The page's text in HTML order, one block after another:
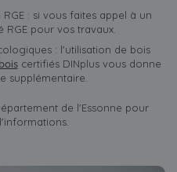
: si vous faites appel à un
pour vos travaux.
: l'utilisation de bois
certifiés DINplus vous donne
supplémentaire.
de l'Essonne pour